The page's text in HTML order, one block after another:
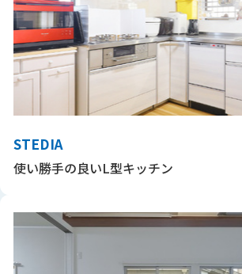
STEDIA
使い勝手の良いL型キッチン